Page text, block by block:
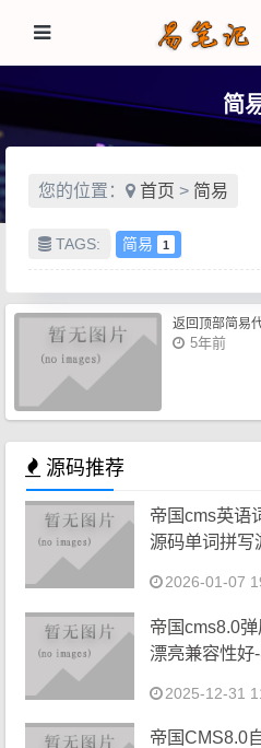
简
您的位置： 首页 > 简易
TAGS: 简易 1
返回顶部简易
5年前
源码推荐
帝国cms英语
源码单词拼写
2026-01-07
帝国cms8.0
漂亮兼容性好
2025-12-31
帝国CMS8.0